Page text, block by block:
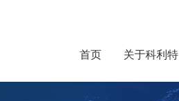
首页 关于科利特